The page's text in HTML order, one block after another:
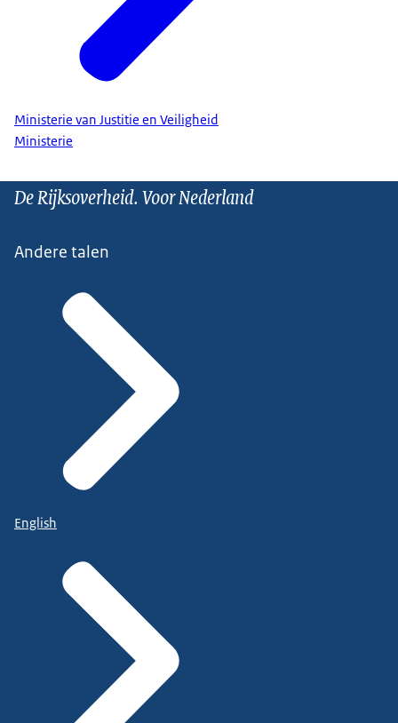
Ministerie van Justitie en Veiligheid
Ministerie
De Rijksoverheid. Voor Nederland
Andere talen
English